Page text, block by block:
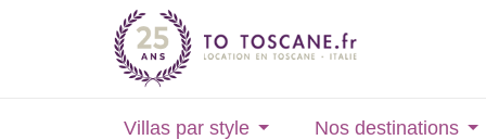
Villas par style Nos destinations